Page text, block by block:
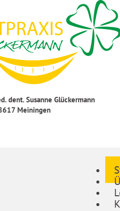
dent. Susanne Glückermann
Meiningen